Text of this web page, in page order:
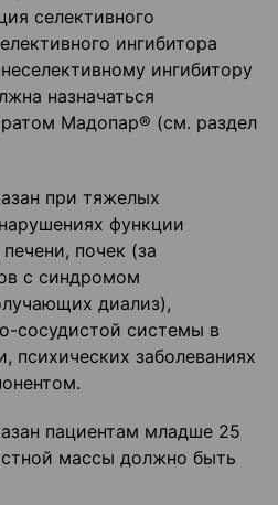
селективного
ингибитора
ингибитору
назначаться
Мадопар® (см. раздел
при тяжелых
функции
почек (за
с синдромом
диализ),
сосудистой системы в
психических заболеваниях
пациентам младше 25
массы должно быть